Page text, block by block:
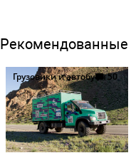
Рекомендованные
Грузовики и автобусы50